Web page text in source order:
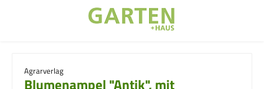
Agrarverlag
Blumenampel "Antik", mit